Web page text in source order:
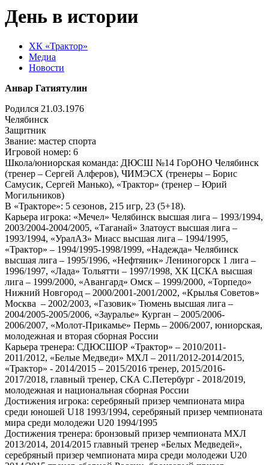
День в истории
ХК «Трактор»
Медиа
Новости
Анвар Гатиятулин
Родился 21.03.1976
Челябинск
Защитник
Звание: мастер спорта
Игровой номер: 6
Школа/юниорская команда: ДЮСШ №14 ГорОНО Челябинск
(тренер – Сергей Алферов), ЧИМЭСХ (тренеры – Борис
Самусик, Сергей Манько), «Трактор» (тренер – Юрий
Могильников)
В «Тракторе»: 5 сезонов, 215 игр, 23 (5+18).
Карьера игрока: «Мечел» Челябинск высшая лига – 1993/1994,
2003/2004-2004/2005, «Таганай» Златоуст высшая лига –
1993/1994, «УралАЗ» Миасс высшая лига – 1994/1995,
«Трактор» – 1994/1995-1998/1999, «Надежда» Челябинск
высшая лига – 1995/1996, «Нефтяник» Лениногорск 1 лига –
1996/1997, «Лада» Тольятти – 1997/1998, ХК ЦСКА высшая
лига – 1999/2000, «Авангард» Омск – 1999/2000, «Торпедо»
Нижний Новгород – 2000/2001-2001/2002, «Крылья Советов»
Москва – 2002/2003, «Газовик» Тюмень высшая лига –
2004/2005-2005/2006, «Зауралье» Курган – 2005/2006-
2006/2007, «Молот-Прикамье» Пермь – 2006/2007, юниорская,
молодежная и вторая сборная России
Карьера тренера: СДЮСШОР «Трактор» – 2010/2011-
2011/2012, «Белые Медведи» МХЛ – 2011/2012-2014/2015,
«Трактор» - 2014/2015 – 2015/2016 тренер, 2015/2016-
2017/2018, главный тренер, СКА С.Петербург - 2018/2019,
молодежная и национальная сборная России
Достижения игрока: серебряный призер чемпионата мира
среди юношей U18 1993/1994, серебряный призер чемпионата
мира среди молодежи U20 1994/1995
Достижения тренера: бронзовый призер чемпионата МХЛ
2013/2014, 2014/2015 главный тренер «Белых Медведей»,
серебряный призер чемпионата мира среди молодежи U20